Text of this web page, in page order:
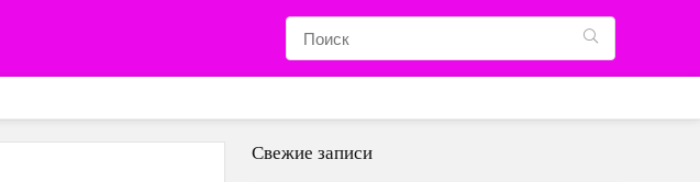
Свежие записи